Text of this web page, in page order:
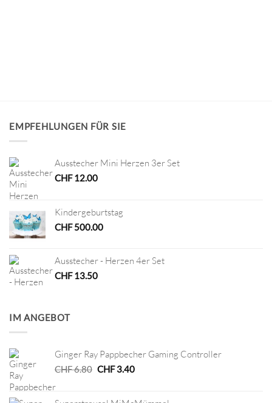
EMPFEHLUNGEN FÜR SIE
Ausstecher Mini Herzen 3er Set
CHF12.00
Kindergeburtstag
CHF500.00
Ausstecher - Herzen 4er Set
CHF13.50
IM ANGEBOT
Ginger Ray Pappbecher Gaming Controller
CHF6.80 Ursprünglicher
CHF3.40Aktueller